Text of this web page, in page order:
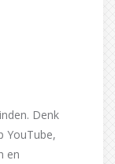
Denk
YouTube,
en